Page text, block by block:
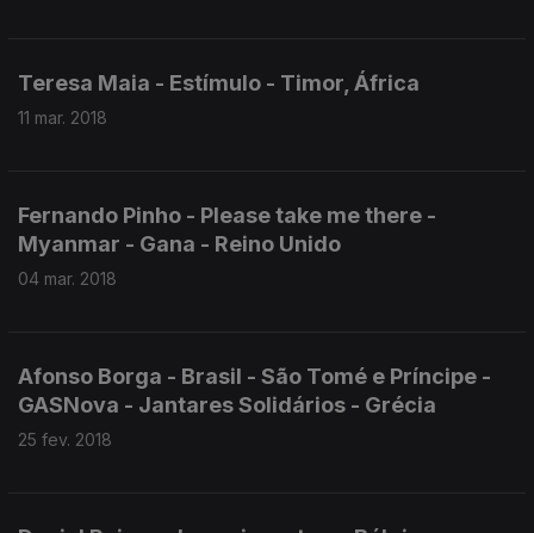
Teresa Maia - Estímulo - Timor, África
11 mar. 2018
Fernando Pinho - Please take me there -
Myanmar - Gana - Reino Unido
04 mar. 2018
Afonso Borga - Brasil - São Tomé e Príncipe -
GASNova - Jantares Solidários - Grécia
25 fev. 2018